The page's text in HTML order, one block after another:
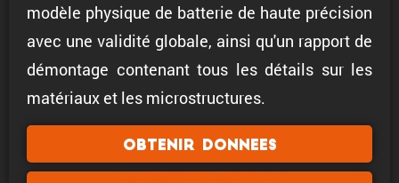
modèle physique de batterie de haute précision
avec une validité globale, ainsi qu'un rapport de
démontage contenant tous les détails sur les
matériaux et les microstructures.
Obtenir donnees